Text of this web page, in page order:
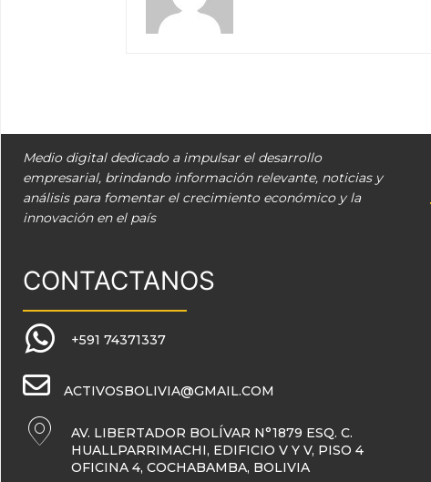
Medio digital dedicado a impulsar el desarrollo
empresarial, brindando información relevante, noticias y
análisis para fomentar el crecimiento económico y la
innovación en el país
CONTACTANOS
+591 74371337
ACTIVOSBOLIVIA@GMAIL.COM
AV. LIBERTADOR BOLÍVAR N°1879 ESQ. C.
HUALLPARRIMACHI, EDIFICIO V Y V, PISO 4
OFICINA 4, COCHABAMBA, BOLIVIA